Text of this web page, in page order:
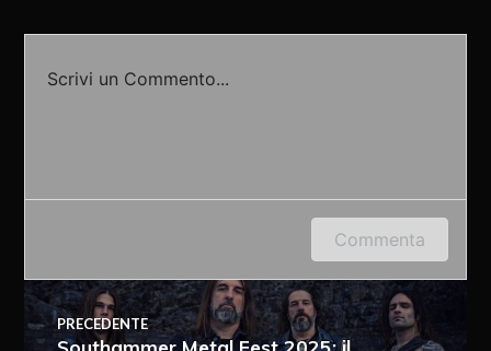
Scrivi un Commento...
Accedi o fornisci il tuo nome o indirizzo e-mail
Commenta
PRECEDENTE